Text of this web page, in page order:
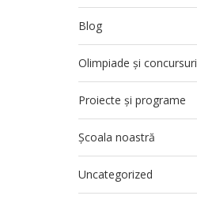
Blog
Olimpiade și concursuri
Proiecte și programe
Școala noastră
Uncategorized